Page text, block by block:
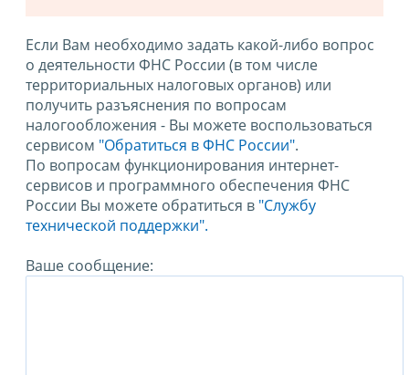
Если Вам необходимо задать какой-либо вопрос
о деятельности ФНС России (в том числе
территориальных налоговых органов) или
получить разъяснения по вопросам
налогообложения - Вы можете воспользоваться
сервисом "Обратиться в ФНС России".
По вопросам функционирования интернет-
сервисов и программного обеспечения ФНС
России Вы можете обратиться в "Службу
технической поддержки".
Ваше сообщение: